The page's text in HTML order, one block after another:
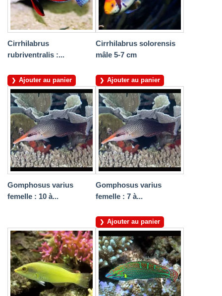
Cirrhilabrus
rubriventralis :...
Ajouter au panier
Cirrhilabrus solorensis
mâle 5-7 cm
Ajouter au panier
Gomphosus varius
femelle : 10 à...
Gomphosus varius
femelle : 7 à...
Ajouter au panier